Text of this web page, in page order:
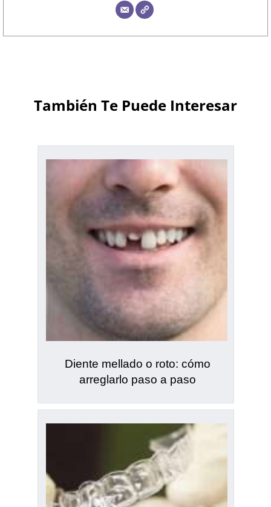
También Te Puede Interesar
Diente mellado o roto: cómo
arreglarlo paso a paso